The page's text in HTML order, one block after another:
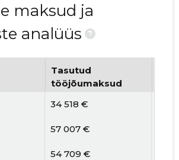
maksud ja
analüüs
?
Tasutud
tööjõumaksud
34 518 €
57 007 €
54 709 €